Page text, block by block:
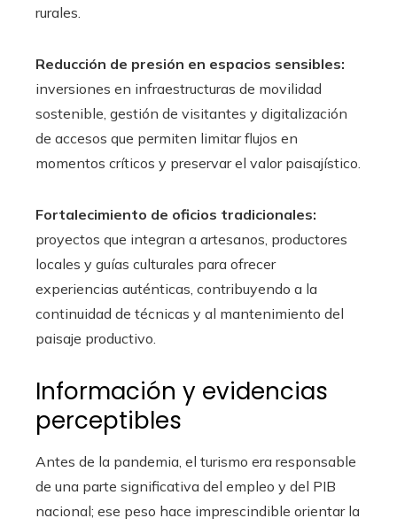
rurales.
Reducción de presión en espacios sensibles:
inversiones en infraestructuras de movilidad
sostenible, gestión de visitantes y digitalización
de accesos que permiten limitar flujos en
momentos críticos y preservar el valor paisajístico.
Fortalecimiento de oficios tradicionales:
proyectos que integran a artesanos, productores
locales y guías culturales para ofrecer
experiencias auténticas, contribuyendo a la
continuidad de técnicas y al mantenimiento del
paisaje productivo.
Información y evidencias
perceptibles
Antes de la pandemia, el turismo era responsable
de una parte significativa del empleo y del PIB
nacional; ese peso hace imprescindible orientar la